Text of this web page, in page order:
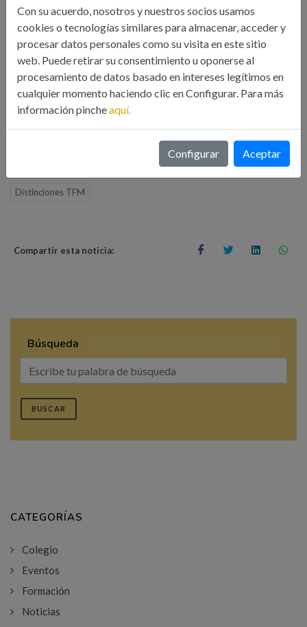
las distinciones del ICOIIG, mantente atento a nuestras
próximas convocatorias a través de nuestros canales
oficiales.
#ICOIIG #DistincionesTFM #IngenieríaIndustrial
#Innovación #Excelencia
Distinciones TFM
Compartir esta noticia:
Búsqueda
BUSCAR
CATEGORÍAS
Colegio
Eventos
Formación
Noticias
Con su acuerdo, nosotros y nuestros socios usamos
cookies o tecnologías similares para almacenar, acceder y
procesar datos personales como su visita en este sitio
web. Puede retirar su consentimiento u oponerse al
procesamiento de datos basado en intereses legítimos en
cualquier momento haciendo clic en Configurar. Para más
información pincheaquí.
Configurar Aceptar